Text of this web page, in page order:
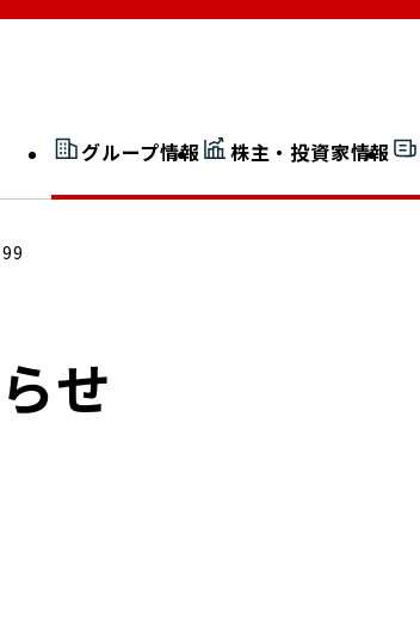
グループ情報
信
実行委員会
株主・投資家情報
索
せ